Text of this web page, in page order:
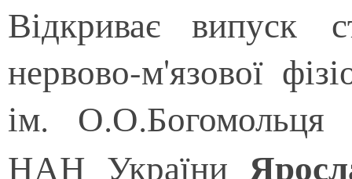
Відкриває випуск
нервово-м'язової
ім.
НАН України